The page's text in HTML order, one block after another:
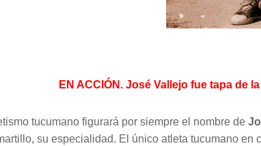
EN ACCIÓN. José Vallejo fue tapa de
tucumano figurará por siempre el nombre de
su especialidad. El único atleta tucumano